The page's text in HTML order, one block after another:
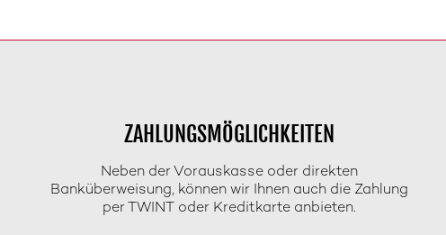
ZAHLUNGSMÖGLICHKEITEN
Neben der Vorauskasse oder direkten
Banküberweisung, können wir Ihnen auch die Zahlung
per TWINT oder Kreditkarte anbieten.